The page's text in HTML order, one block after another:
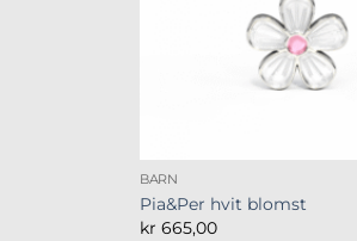
BARN
Pia&Per hvit blomst
kr 665,00